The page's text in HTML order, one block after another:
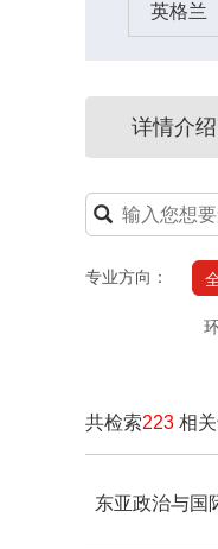
英格兰
详情介绍
专业方向：
共检索223 相